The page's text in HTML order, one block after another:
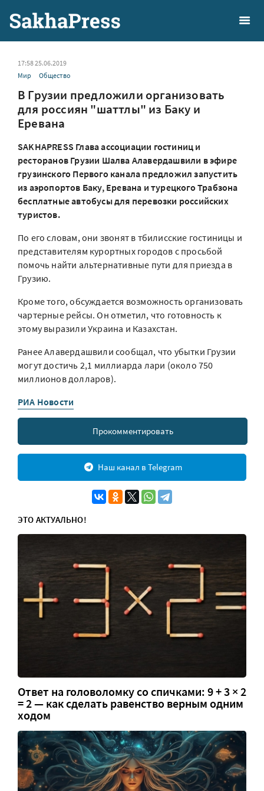
17:58 25.06.2019
Мир
Общество
В Грузии предложили организовать
для россиян "шаттлы" из Баку и
Еревана
SAKHAPRESS Глава ассоциации гостиниц и
ресторанов Грузии Шалва Алавердашвили в эфире
грузинского Первого канала предложил запустить
из аэропортов Баку, Еревана и турецкого Трабзона
бесплатные автобусы для перевозки российских
туристов.
По его словам, они звонят в тбилисские гостиницы и
представителям курортных городов с просьбой
помочь найти альтернативные пути для приезда в
Грузию.
Кроме того, обсуждается возможность организовать
чартерные рейсы. Он отметил, что готовность к
этому выразили Украина и Казахстан.
Ранее Алавердашвили сообщал, что убытки Грузии
могут достичь 2,1 миллиарда лари (около 750
миллионов долларов).
РИА Новости
Прокомментировать
Наш канал в Telegram
ЭТО АКТУАЛЬНО!
Ответ на головоломку со спичками: 9 + 3 × 2
= 2 — как сделать равенство верным одним
ходом